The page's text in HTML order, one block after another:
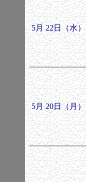
5月 22日（水）
5月 20日（月）